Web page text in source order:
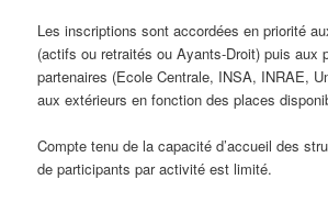
Les inscriptions sont accordées en priorité
(actifs ou retraités ou Ayants-Droit) puis aux
partenaires (Ecole Centrale, INSA, INRAE,
aux extérieurs en fonction des places
Compte tenu de la capacité d’accueil des
de participants par activité est limité.